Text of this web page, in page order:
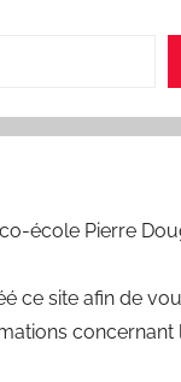
école Pierre
ce site afin de
concernant